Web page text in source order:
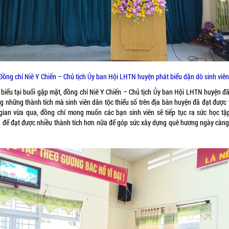
chí Niê Y Chiến – Chủ tịch Ủy ban Hội LHTN huyện phát biểu dặn dò sinh
tại buổi gặp mặt, đồng chí Niê Y Chiến – Chủ tịch Ủy ban Hội LHTN huyện
những thành tích mà sinh viên dân tộc thiểu số trên địa bàn huyện đã đạt được
vừa qua, đồng chí mong muốn các bạn sinh viên sẽ tiếp tục ra sức học
để đạt được nhiều thành tích hơn nữa để góp sức xây dựng quê hương ngày